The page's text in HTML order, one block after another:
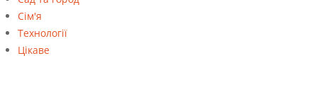
Сім'я
Технології
Цікаве